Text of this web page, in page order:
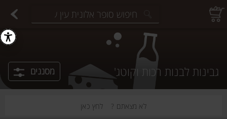
גבינות לבנות רכות וקוטג' מסננים
לא מצאתם ? לחץ כאן